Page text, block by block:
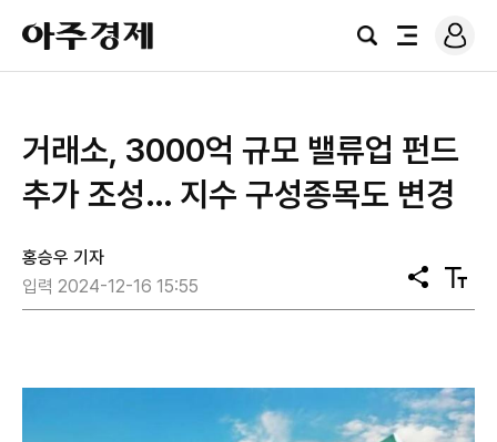
아
주
경
검
전
로
그
거래소, 3000억 규모 밸류업 펀드
추가 조성… 지수 구성종목도 변경
홍승우 기자
입력 2024-12-16 15:55
공
유
텍
스